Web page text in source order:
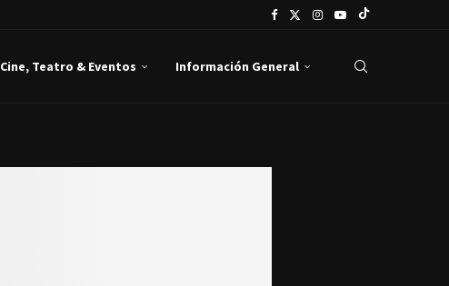
Cine, Teatro & Eventos Información General